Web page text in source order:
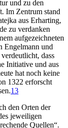
und zu den
Im Zentrum stand
aus Erharting,
zu verdanken
aufgezeichneten
Engelmann und
dass
Initiative und aus
hat noch keine
1322 erforscht
13
den Orten der
jeweiligen
Quellen“.